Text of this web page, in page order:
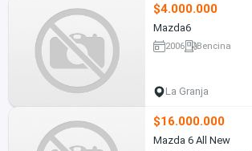
$4.000.000
Mazda6
2006 Bencina
La Granja
$16.000.000
Mazda 6 All New